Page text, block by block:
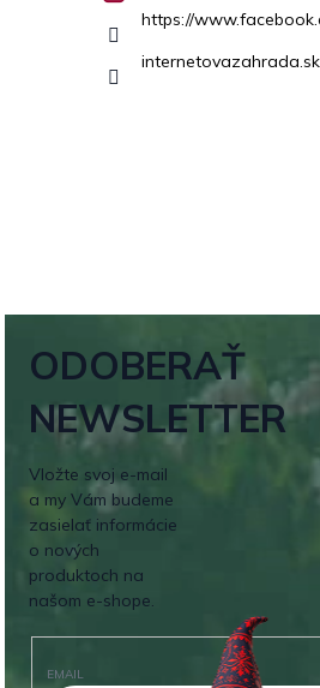
https://
internetovazahrada.sk
ODOBERAŤ
NEWSLETTER
Vložte svoj e-mail
a my Vám budeme
zasielať informácie
o nových
produktoch na
našom e-shope.
EMAIL